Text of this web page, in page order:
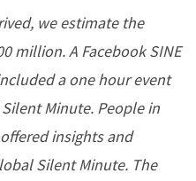
we estimate the
million. A Facebook SINE
a one hour event
Minute. People in
insights and
Silent Minute. The